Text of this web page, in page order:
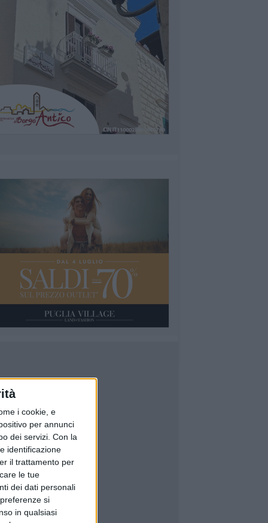
i cookie, e
per annunci
dei servizi. Con la
identificazione
il trattamento per
le tue
dei dati personali
si
in qualsiasi